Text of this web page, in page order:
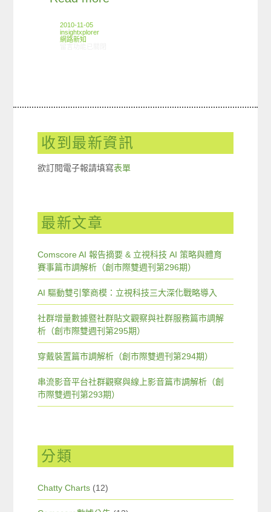
2010-11-05
insightxplorer
網路新知
收到最新資訊
欲訂閱電子報請填寫表單
最新文章
Comscore AI 報告摘要 & 立視科技 AI 策略與體育
賽事篇市調解析（創市際雙週刊第296期）
AI 驅動雙引擎商模：立視科技三大深化戰略導入
社群增量數據暨社群貼文觀察與社群服務篇市調解
析（創市際雙週刊第295期）
穿戴裝置篇市調解析（創市際雙週刊第294期）
串流影音平台社群觀察與線上影音篇市調解析（創
市際雙週刊第293期）
分類
Chatty Charts (12)